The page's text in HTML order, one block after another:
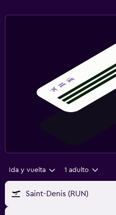
Ida y vuelta 1 adulto
Saint-Denis (RUN)